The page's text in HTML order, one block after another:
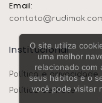
Email:
Institucional
Política e privacidade
Política de frete
O site utiliza
uma melhor
relacionado com
seus hábitos e o
você pode visitar